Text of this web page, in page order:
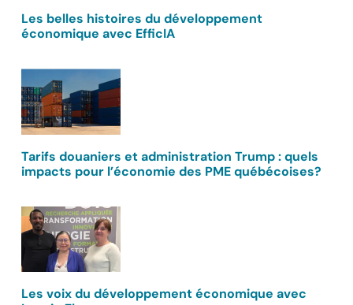
Les belles histoires du développement
économique avec EfficIA
Tarifs douaniers et administration Trump : quels
impacts pour l’économie des PME québécoises?
Les voix du développement économique avec